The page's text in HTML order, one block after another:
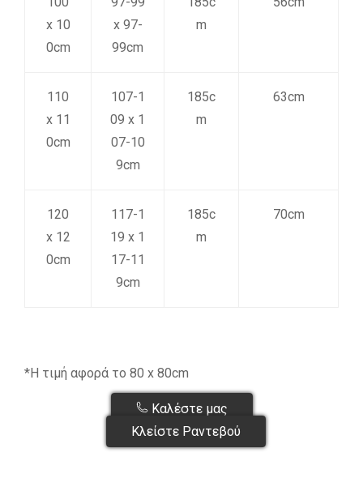
x 10
0cm
x 97-
99cm
m
110
x 11
0cm
107-1
09 x 1
07-10
9cm
185c
m
63cm
120
x 12
0cm
117-1
19 x 1
17-11
9cm
185c
m
70cm
*Η τιμή αφορά το 80 x 80cm
Καλέστε μας
Κλείστε Ραντεβού